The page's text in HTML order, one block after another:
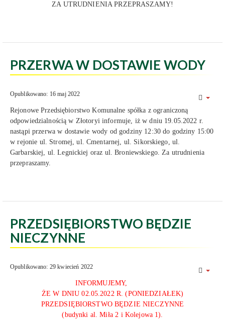
ZA UTRUDNIENIA PRZEPRASZAMY!
PRZERWA W DOSTAWIE WODY
Opublikowano: 16 maj 2022
Rejonowe Przedsiębiorstwo Komunalne spółka z ograniczoną
odpowiedzialnością w Złotoryi informuje, iż w dniu 19.05.2022 r.
nastąpi przerwa w dostawie wody od godziny 12:30 do godziny 15:00
w rejonie ul. Stromej, ul. Cmentarnej, ul. Sikorskiego, ul.
Garbarskiej, ul. Legnickiej oraz ul. Broniewskiego. Za utrudnienia
przepraszamy.
PRZEDSIĘBIORSTWO BĘDZIE
NIECZYNNE
Opublikowano: 29 kwiecień 2022
INFORMUJEMY,
ŻE W DNIU 02.05.2022 R. (PONIEDZIAŁEK)
PRZEDSIĘBIORSTWO BĘDZIE NIECZYNNE
(budynki al. Miła 2 i Kolejowa 1).